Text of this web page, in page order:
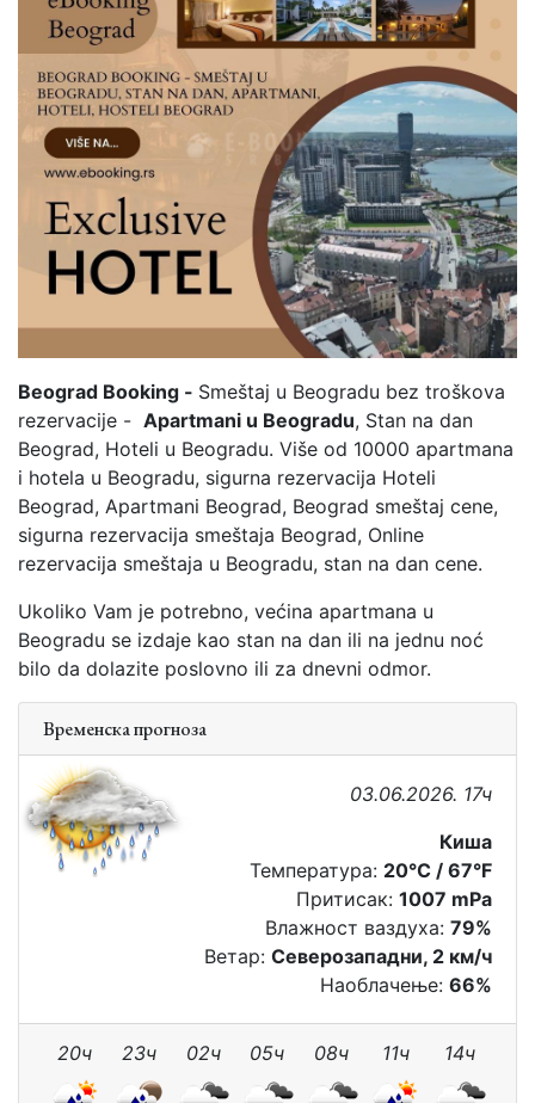
Beograd Booking - Smeštaj u Beogradu bez troškova
rezervacije - Apartmani u Beogradu, Stan na dan
Beograd, Hoteli u Beogradu. Više od 10000 apartmana
i hotela u Beogradu, sigurna rezervacija Hoteli
Beograd, Apartmani Beograd, Beograd smeštaj cene,
sigurna rezervacija smeštaja Beograd, Online
rezervacija smeštaja u Beogradu, stan na dan cene.
Ukoliko Vam je potrebno, većina apartmana u
Beogradu se izdaje kao stan na dan ili na jednu noć
bilo da dolazite poslovno ili za dnevni odmor.
Временска прогноза
03.06.2026. 17ч
Киша
Температура: 20°C / 67°F
Притисак: 1007 mPa
Влажност ваздуха: 79%
Ветар: Северозападни, 2 км/ч
Наоблачење: 66%
20ч 23ч 02ч 05ч 08ч 11ч 14ч